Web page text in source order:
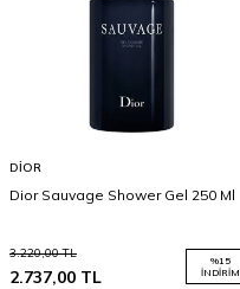
DIOR
Dior Sauvage Shower Gel 250 Ml
3.220,00TL
2.737,00 TL
%15
İNDIRIM